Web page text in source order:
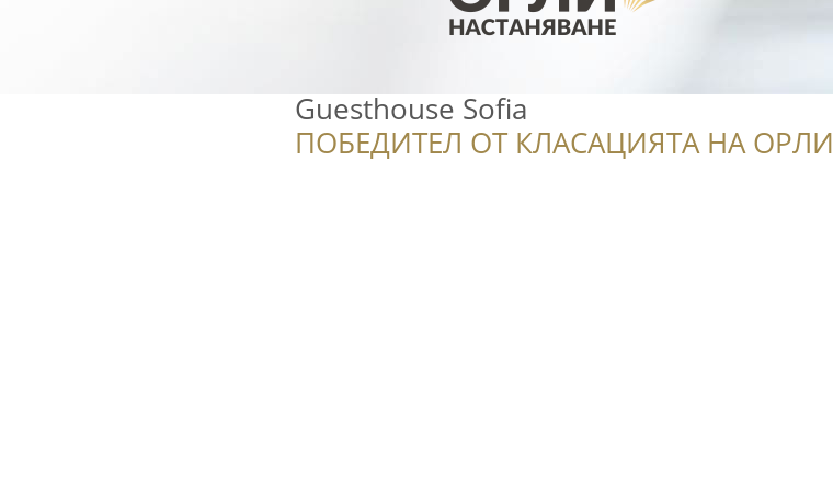
Guesthouse Sofia
ПОБЕДИТЕЛ ОТ КЛАСАЦИЯТА НА ОРЛИ